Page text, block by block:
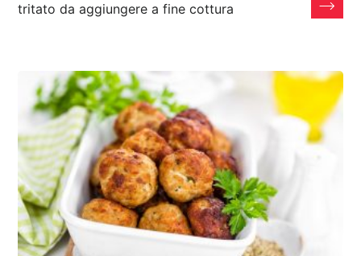
tritato da aggiungere a fine cottura